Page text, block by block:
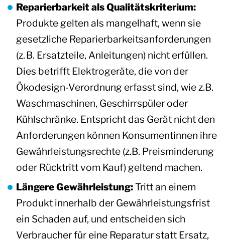
Reparierbarkeit als Qualitätskriterium:
Produkte gelten als mangelhaft, wenn sie
gesetzliche Reparierbarkeitsanforderungen
(z. B. Ersatzteile, Anleitungen) nicht erfüllen.
Dies betrifft Elektrogeräte, die von der
Ökodesign-Verordnung erfasst sind, wie z.B.
Waschmaschinen, Geschirrspüler oder
Kühlschränke. Entspricht das Gerät nicht den
Anforderungen können Konsumentinnen ihre
Gewährleistungsrechte (z.B. Preisminderung
oder Rücktritt vom Kauf) geltend machen.
Längere Gewährleistung:Tritt an einem
Produkt innerhalb der Gewährleistungsfrist
ein Schaden auf, und entscheiden sich
Verbraucher für eine Reparatur statt Ersatz,